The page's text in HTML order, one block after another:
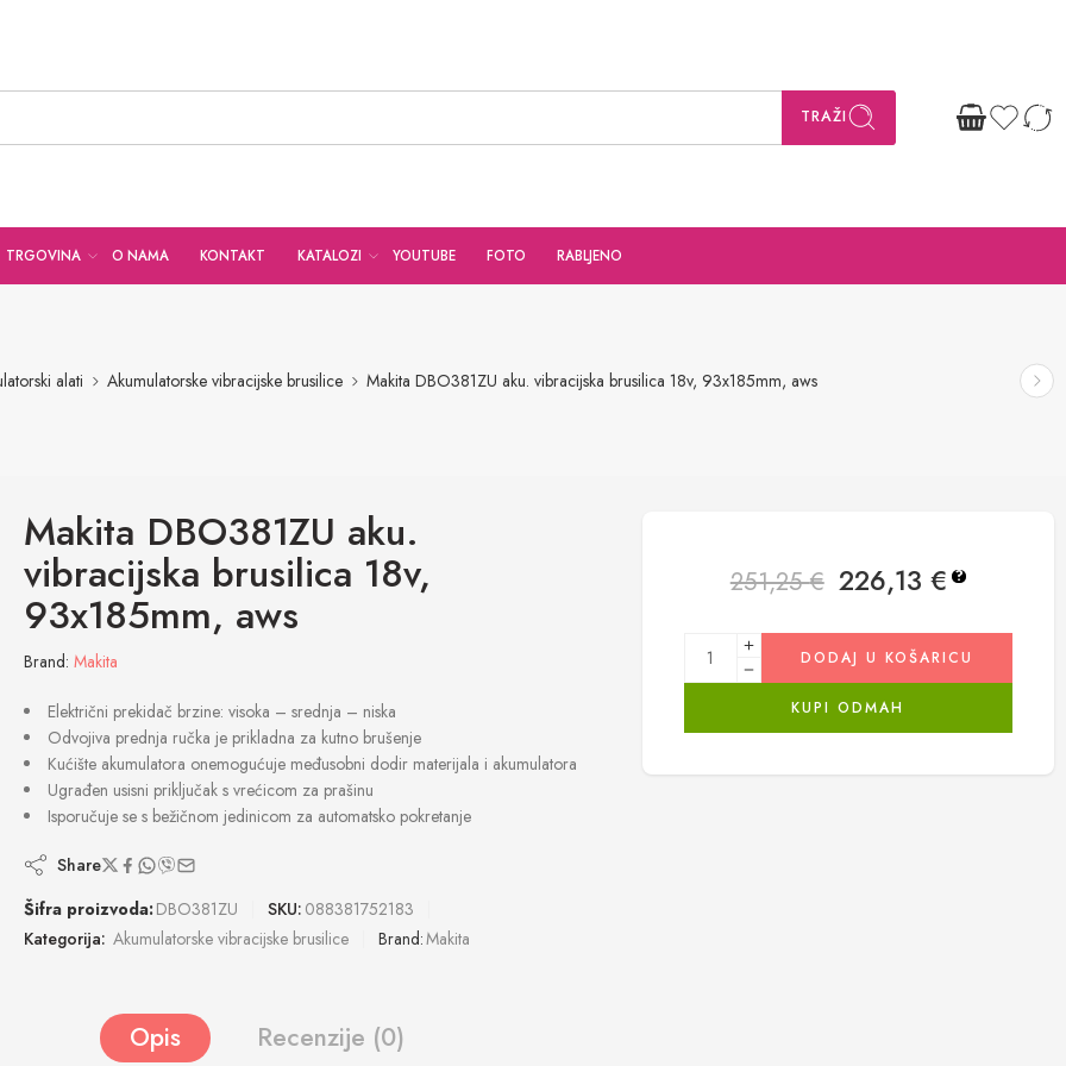
TRAŽI
TRGOVINA O NAMA KONTAKT KATALOZI YOUTUBE FOTO RABLJENO
alati Akumulatorske vibracijske brusilice Makita DBO381ZU aku. vibracijska brusilica 18v, 93x185mm, aws
Makita DBO381ZU aku.
vibracijska brusilica 18v,
93x185mm, aws
Brand: Makita
Električni prekidač brzine: visoka – srednja – niska
Odvojiva prednja ručka je prikladna za kutno brušenje
Kućište akumulatora onemogućuje međusobni dodir materijala i akumulatora
Ugrađen usisni priključak s vrećicom za prašinu
Isporučuje se s bežičnom jedinicom za automatsko pokretanje
Share
Šifra proizvoda:DBO381ZU SKU: 088381752183
Kategorija: Akumulatorske vibracijske brusilice Brand:Makita
251,25€ 226,13 € ?
DODAJ U KOŠARICU
KUPI ODMAH
Opis Recenzije (0)